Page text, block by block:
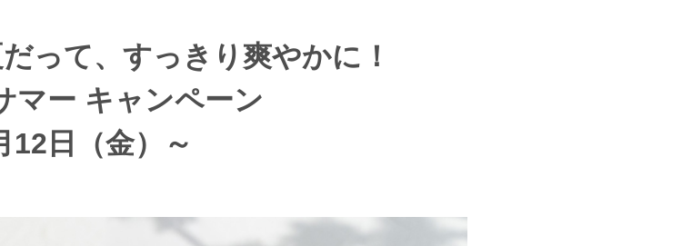
だって、すっきり爽やかに！
マー キャンペーン
12日（金）～